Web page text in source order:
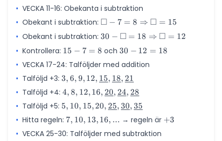
\square
• VECKA 11-16: Obekanta i subtraktion
• Obekant i subtraktion: \square - 7
= 8
\Rightarrow
\square =
15
□ − 7 = 8 ⇒ □ = 15
• Obekant i subtraktion: 30 - \square
= 18
\Rightarrow
\square =
12
30 − □ = 18 ⇒ □ = 12
• Kontrollera: 15
-
=
8
15 − 7 = 8 och 30
=
18
30 − 12 = 18
• VECKA 17-24: Talföljder med addition
• Talföljd +3: 3, 6, 9, 12,
\underline{15},
\underline{18},
\underline{21}
3, 6, 9, 12, 15, 18, 21
• Talföljd +4: 4, 8, 12, 16,
\underline{20},
\underline{24},
\underline{28}
4, 8, 12, 16, 20, 24, 28
• Talföljd +5: 5, 10, 15, 20,
\underline{25},
\underline{30},
\underline{35}
5, 10, 15, 20, 25, 30, 35
• Hitta regeln: 7,
10,
7, 10, 13, 16, ... → regeln är +3
+3
• VECKA 25-30: Talföljder med subtraktion